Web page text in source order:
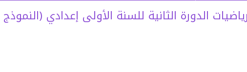
الدورة الثانية للسنة الأولى إعدادي (النموذج 02) – (غ. م)